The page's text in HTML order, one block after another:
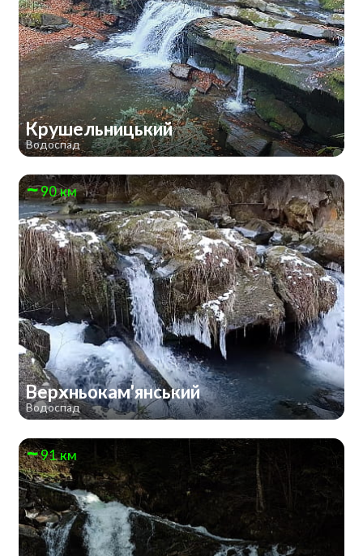
Крушельницький
Водоспад
90 км
Верхньокам'янський
Водоспад
91 км